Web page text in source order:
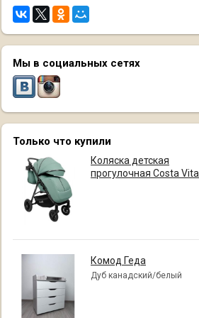
Мы в социальных сетях
Только что купили
Коляска детская
прогулочная Costa Vita
Комод Геда
Дуб канадский/белый